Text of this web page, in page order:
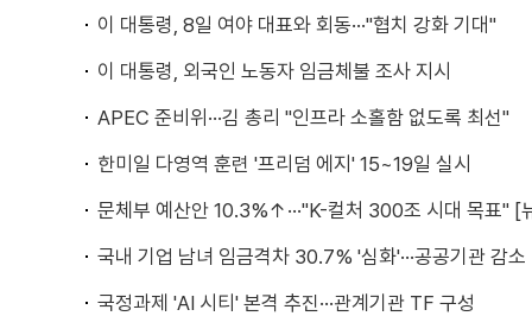
이 대통령, 8일 여야 대표와 회동···"협치 강화 기대"
이 대통령, 외국인 노동자 임금체불 조사 지시
APEC 준비위···김 총리 "인프라 소홀함 없도록 최선"
한미일 다영역 훈련 '프리덤 에지' 15~19일 실시
문체부 예산안 10.3%↑···"K-컬처 300조 시대 목표" [
국내 기업 남녀 임금격차 30.7% '심화'···공공기관 감소
국정과제 'AI 시티' 본격 추진···관계기관 TF 구성